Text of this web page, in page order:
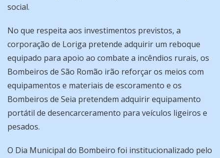
social.
No que respeita aos investimentos previstos, a
corporação de Loriga pretende adquirir um reboque
equipado para apoio ao combate a incêndios rurais, os
Bombeiros de São Romão irão reforçar os meios com
equipamentos e materiais de escoramento e os
Bombeiros de Seia pretendem adquirir equipamento
portátil de desencarceramento para veículos ligeiros e
pesados.
O Dia Municipal do Bombeiro foi institucionalizado pelo